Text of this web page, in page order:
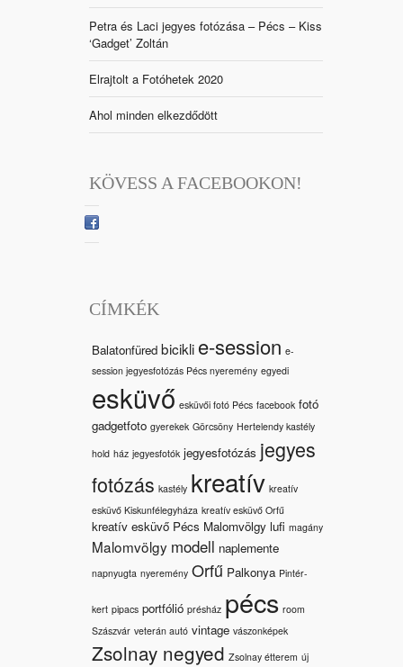
Petra és Laci jegyes fotózása – Pécs – Kiss
‘Gadget’ Zoltán
Elrajtolt a Fotóhetek 2020
Ahol minden elkezdődött
KÖVESS A FACEBOOKON!
CÍMKÉK
Balatonfüred bicikli e-session e-
session jegyesfotózás Pécs nyeremény egyedi
esküvő esküvői fotó Pécs facebook fotó
gadgetfoto gyerekek Görcsöny Hertelendy kastély
hold ház jegyesfotók jegyesfotózás jegyes
fotózás kastély kreatív kreatív
esküvő Kiskunfélegyháza kreatív esküvő Orfű
kreatív esküvő Pécs Malomvölgy lufi magány
Malomvölgy modell naplemente
napnyugta nyeremény Orfű Palkonya Pintér-
kert pipacs portfólió présház pécs room
Szászvár veterán autó vintage vászonképek
Zsolnay negyed Zsolnay étterem új